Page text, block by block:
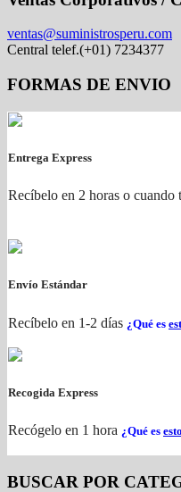
ventas@suministrosperu.com
Central telef.(+01) 7234377
FORMAS DE ENVIO
Entrega Express
Recíbelo en 2 horas o cuando
Envío Estándar
Recíbelo en 1-2 días ¿Qué es
Recogida Express
Recógelo en 1 hora ¿Qué es
BUSCAR POR